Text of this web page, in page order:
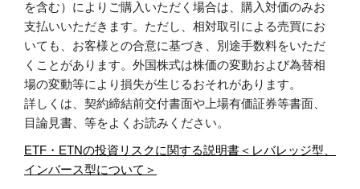
を含む）によりご購入いただく場合は、購入対価のみお
支払いいただきます。ただし、相対取引による売買にお
いても、お客様との合意に基づき、別途手数料をいただ
くことがあります。外国株式は株価の変動および為替相
場の変動等により損失が生じるおそれがあります。
詳しくは、契約締結前交付書面や上場有価証券等書面、
目論見書、等をよくお読みください。
ETF・ETNの投資リスクに関する説明書＜レバレッジ型、
インバース型について＞